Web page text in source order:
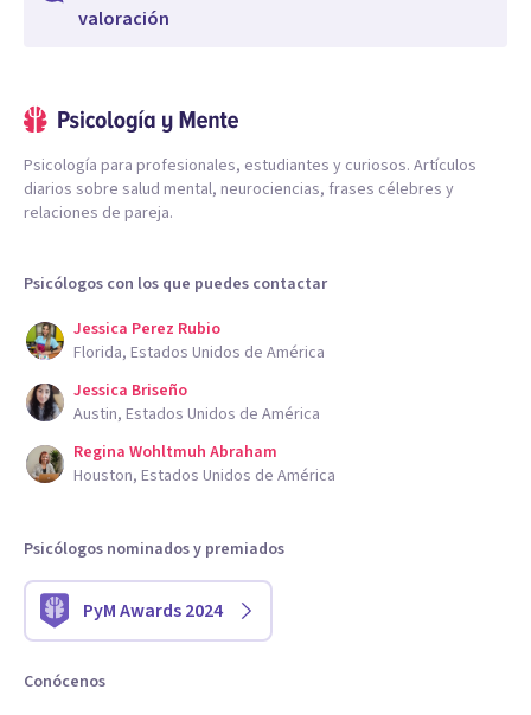
valoración
Psicología para profesionales, estudiantes y curiosos. Artículos
diarios sobre salud mental, neurociencias, frases célebres y
relaciones de pareja.
Psicólogos con los que puedes contactar
Jessica Perez Rubio
Florida, Estados Unidos de América
Jessica Briseño
Austin, Estados Unidos de América
Regina Wohltmuh Abraham
Houston, Estados Unidos de América
Psicólogos nominados y premiados
PyM Awards 2024
Conócenos